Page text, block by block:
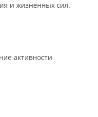
и жизненных сил.
активности